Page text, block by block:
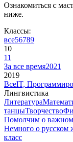
Ознакомиться с
ниже.
Классы:
все56789
10
11
За все время2021
2019
ВсеIT,
Лингвистика
Литература
танцыТворчество
Помолчим о важном
Немного о русском
класс